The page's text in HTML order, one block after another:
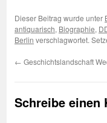
Dieser Beitrag wurde unter
antiquarisch, Biographie,
Berlin verschlagwortet.
← Geschichtslandschaft
Schreibe einen